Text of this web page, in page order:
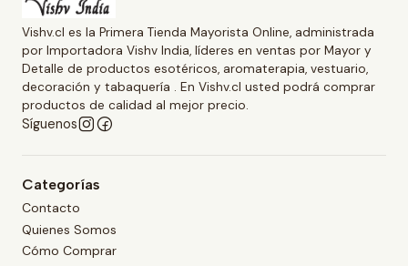
Vishv.cl es la Primera Tienda Mayorista Online, administrada
por Importadora Vishv India, líderes en ventas por Mayor y
Detalle de productos esotéricos, aromaterapia, vestuario,
decoración y tabaquería . En Vishv.cl usted podrá comprar
productos de calidad al mejor precio.
Síguenos
Categorías
Contacto
Quienes Somos
Cómo Comprar